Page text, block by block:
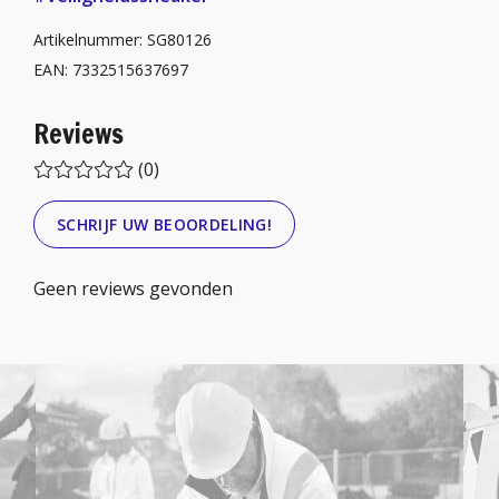
Artikelnummer: SG80126
EAN: 7332515637697
Reviews
(0)
SCHRIJF UW BEOORDELING!
Geen reviews gevonden